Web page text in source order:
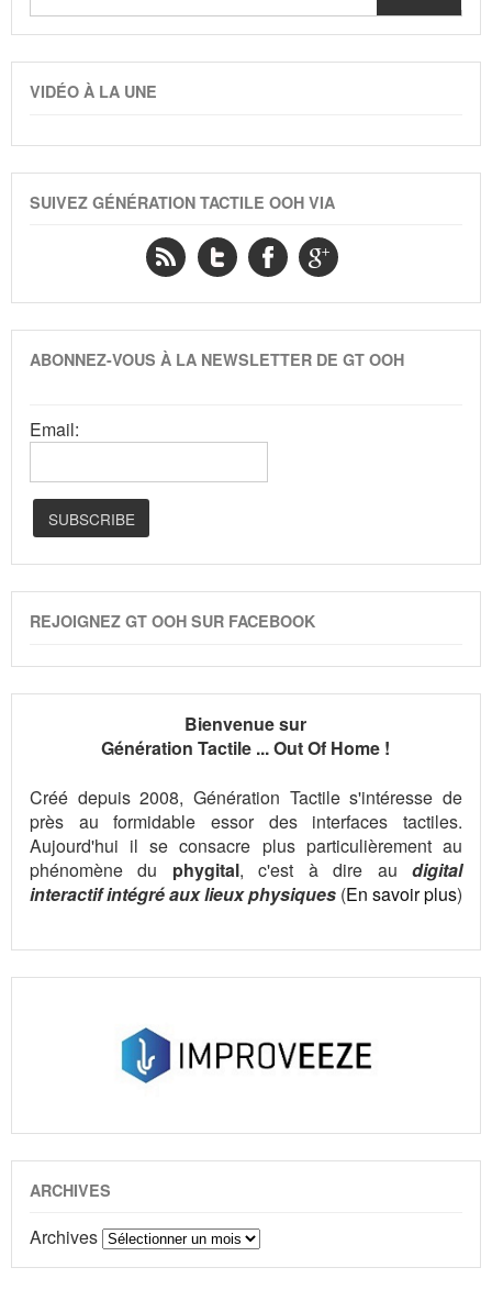
VIDÉO À LA UNE
SUIVEZ GÉNÉRATION TACTILE OOH VIA
ABONNEZ-VOUS À LA NEWSLETTER DE GT OOH
Email:
REJOIGNEZ GT OOH SUR FACEBOOK
Bienvenue sur
Génération Tactile ... Out Of Home !
Créé depuis 2008, Génération Tactile s'intéresse de
près au formidable essor des interfaces tactiles.
Aujourd'hui il se consacre plus particulièrement au
phénomène du phygital, c'est à dire audigital
interactif intégré aux lieux physiques (En savoir plus)
ARCHIVES
Archives